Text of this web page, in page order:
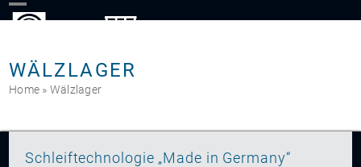
Skip
WÄLZLAGER
Home » Wälzlager
Schleiftechnologie „Made in Germany“